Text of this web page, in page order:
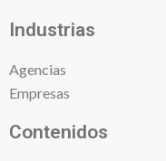
Industrias
Agencias
Empresas
Contenidos